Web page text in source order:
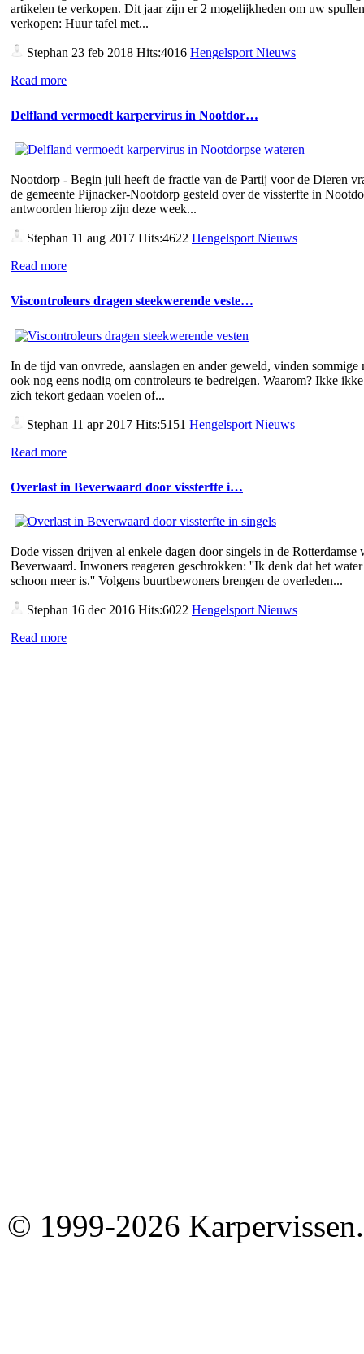
artikelen te verkopen. Dit jaar zijn er 2 mogelijkheden om uw
verkopen: Huur tafel met...
Stephan 23 feb 2018 Hits:4016 Hengelsport Nieuws
Read more
Delfland vermoedt karpervirus in Nootdor…
Nootdorp - Begin juli heeft de fractie van de Partij voor de Dieren
de gemeente Pijnacker-Nootdorp gesteld over de vissterfte in
antwoorden hierop zijn deze week...
Stephan 11 aug 2017 Hits:4622 Hengelsport Nieuws
Read more
Viscontroleurs dragen steekwerende veste…
In de tijd van onvrede, aanslagen en ander geweld, vinden sommige
ook nog eens nodig om controleurs te bedreigen. Waarom? Ikke
zich tekort gedaan voelen of...
Stephan 11 apr 2017 Hits:5151 Hengelsport Nieuws
Read more
Overlast in Beverwaard door vissterfte i…
Dode vissen drijven al enkele dagen door singels in de Rotterdamse
Beverwaard. Inwoners reageren geschrokken: ''Ik denk dat het
schoon meer is.'' Volgens buurtbewoners brengen de overleden...
Stephan 16 dec 2016 Hits:6022 Hengelsport Nieuws
Read more
© 1999-2026